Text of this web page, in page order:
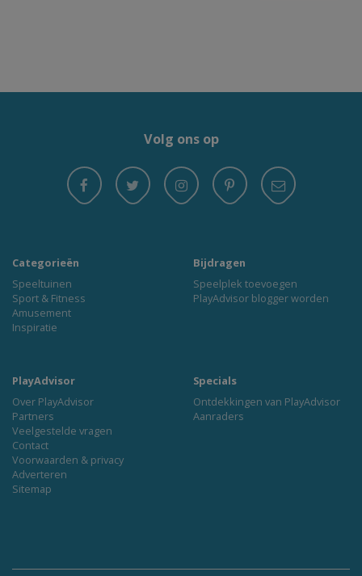
Volg ons op
Categorieën
Speeltuinen
Sport & Fitness
Amusement
Inspiratie
Bijdragen
Speelplek toevoegen
PlayAdvisor blogger worden
PlayAdvisor
Over PlayAdvisor
Partners
Veelgestelde vragen
Contact
Voorwaarden & privacy
Adverteren
Sitemap
Specials
Ontdekkingen van PlayAdvisor
Aanraders